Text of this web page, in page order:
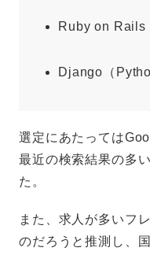
Ruby on Rails
Django（
選定にあたっては
最近の検索結果の多
た。
また、求人が多いフ
のだろうと推測し、